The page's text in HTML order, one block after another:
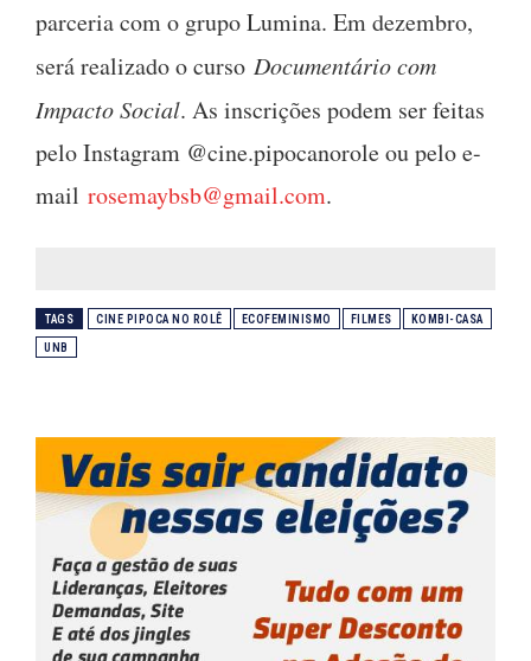
parceria com o grupo Lumina. Em dezembro,
será realizado o curso Documentário com
Impacto Social. As inscrições podem ser feitas
pelo Instagram @cine.pipocanorole ou pelo e-
mail rosemaybsb@gmail.com.
TAGS CINE PIPOCA NO ROLÊ ECOFEMINISMO FILMES KOMBI-CASA
UNB